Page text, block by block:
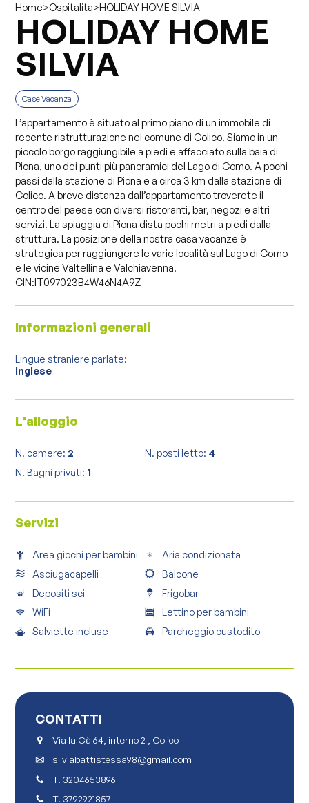
Home>Ospitalita>HOLIDAY HOME SILVIA
HOLIDAY HOME
SILVIA
Case Vacanza
L’appartamento è situato al primo piano di un immobile di
recente ristrutturazione nel comune di Colico. Siamo in un
piccolo borgo raggiungibile a piedi e affacciato sulla baia di
Piona, uno dei punti più panoramici del Lago di Como. A pochi
passi dalla stazione di Piona e a circa 3 km dalla stazione di
Colico. A breve distanza dall’appartamento troverete il
centro del paese con diversi ristoranti, bar, negozi e altri
servizi. La spiaggia di Piona dista pochi metri a piedi dalla
struttura. La posizione della nostra casa vacanze è
strategica per raggiungere le varie località sul Lago di Como
e le vicine Valtellina e Valchiavenna.
CIN:IT097023B4W46N4A9Z
Informazioni generali
Lingue straniere parlate:
Inglese
L'alloggio
N. camere:2 N. posti letto: 4
N. Bagni privati: 1
Servizi
Area giochi per bambini
Aria condizionata
Asciugacapelli
Balcone
Depositi sci
Frigobar
WiFi
Lettino per bambini
Salviette incluse
Parcheggio custodito
CONTATTI
Via la Cà 64, interno 2 , Colico
silviabattistessa98@gmail.com
T. 3204653896
T. 3792921857